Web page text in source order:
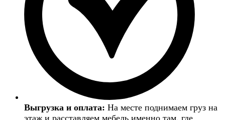
Выгрузка и оплата: На месте поднимаем груз на
этаж и расставляем мебель именно там, где